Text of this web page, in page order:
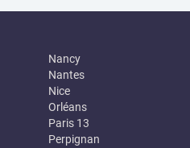
Nancy
Nantes
Nice
Orléans
Paris 13
Perpignan